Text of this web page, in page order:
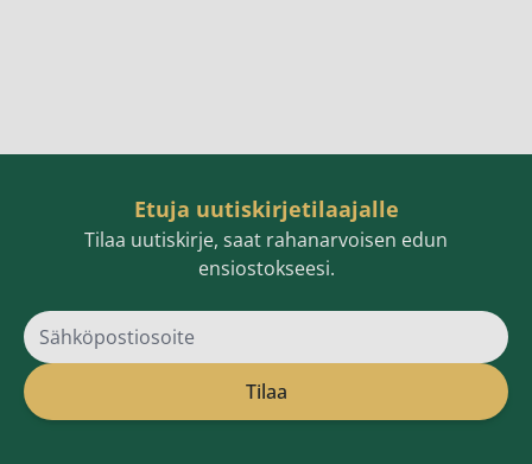
Etuja uutiskirjetilaajalle
Tilaa uutiskirje, saat rahanarvoisen edun
ensiostokseesi.
Sähköpostiosoite
Tilaa